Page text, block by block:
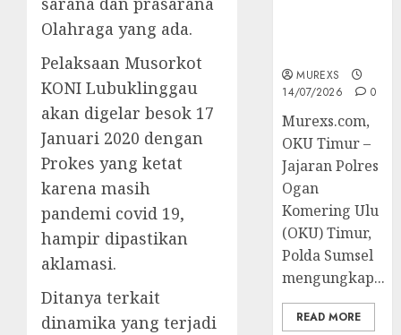
Olahraga yang ada.
Pelaksaan Musorkot
KONI Lubuklinggau
akan digelar besok 17
Januari 2020 dengan
Prokes yang ketat
karena masih
pandemi covid 19,
hampir dipastikan
aklamasi.
Ditanya terkait
dinamika yang terjadi
MUREXS
14/07/2026
0
Murexs.com,
OKU Timur –
Jajaran Polres
Ogan
Komering Ulu
(OKU) Timur,
Polda Sumsel
mengungkap...
READ MORE